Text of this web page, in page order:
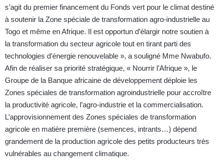
s’agit du premier financement du Fonds vert pour le climat destiné
à soutenir la Zone spéciale de transformation agro-industrielle au
Togo et même en Afrique. Il est opportun d’élargir notre soutien à
la transformation du secteur agricole tout en tirant parti des
technologies d’énergie renouvelable », a souligné Mme Nwabufo.
Afin de réaliser sa priorité stratégique, « Nourrir l’Afrique », le
Groupe de la Banque africaine de développement déploie les
Zones spéciales de transformation agroindustrielle pour accroître
la productivité agricole, l’agro-industrie et la commercialisation.
L’approvisionnement des Zones spéciales de transformation
agricole en matière première (semences, intrants…) dépend
grandement de la production agricole des petits producteurs très
vulnérables au changement climatique.